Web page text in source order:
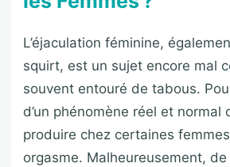
L’éjaculation féminine,
squirt, est un sujet encore mal
souvent entouré de tabous.
d’un phénomène réel et normal
produire chez certaines femmes
orgasme. Malheureusement,